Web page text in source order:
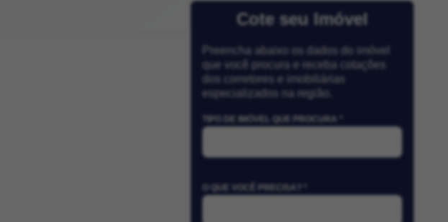
Cote seu Imóvel
Preencha abaixo os dados do imóvel
que você procura e receba cotações
dos corretores e imobiliárias
especializados na região.
TIPO DE IMÓVEL QUE PROCURA *
O QUE VOCÊ PRECISA? *